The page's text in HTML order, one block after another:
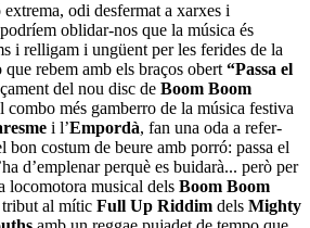
odi desfermat a xarxes i
oblidar-nos que la música és
i relligam i ungüent per les ferides de la
rebem amb els braços obert “Passa el
del nou disc de Boom Boom
combo més gamberro de la música festiva
i l’Empordà, fan una oda a refer-
bon costum de beure amb porró: passa el
d’emplenar perquè es buidarà... però per
locomotora musical dels Boom Boom
tribut al mític Full Up Riddim dels Mighty